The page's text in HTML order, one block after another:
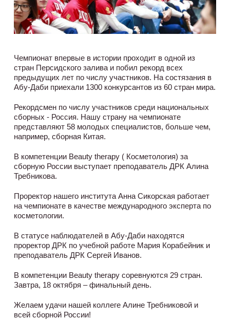
Чемпионат впервые в истории проходит в одной из
стран Персидского залива и побил рекорд всех
предыдущих лет по числу участников. На состязания в
Абу-Даби приехали 1300 конкурсантов из 60 стран мира.
Рекордсмен по числу участников среди национальных
сборных - Россия. Нашу страну на чемпионате
представляют 58 молодых специалистов, больше чем,
например, сборная Китая.
В компетенции Beauty therapy ( Косметология) за
сборную России выступает преподаватель ДРК Алина
Требникова.
Проректор нашего института Анна Сикорская работает
на чемпионате в качестве международного эксперта по
косметологии.
В статусе наблюдателей в Абу-Даби находятся
проректор ДРК по учебной работе Мария Корабейник и
преподаватель ДРК Сергей Иванов.
В компетенции Beauty therapy соревнуются 29 стран.
Завтра, 18 октября – финальный день.
Желаем удачи нашей коллеге Алине Требниковой и
всей сборной России!